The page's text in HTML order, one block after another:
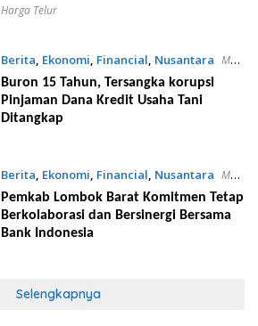
Harga Telur
Berita, Ekonomi, Financial, Nusantara Mei
26, 2023
Buron 15 Tahun, Tersangka korupsi
Pinjaman Dana Kredit Usaha Tani
Ditangkap
Berita, Ekonomi, Financial, Nusantara Mei
25, 2023
Pemkab Lombok Barat Komitmen Tetap
Berkolaborasi dan Bersinergi Bersama
Bank Indonesia
Selengkapnya